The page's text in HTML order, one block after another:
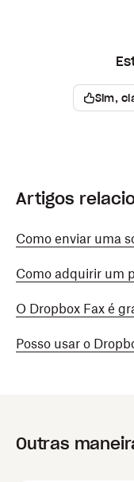
Sim,
Artigos
Como enviar uma
Como adquirir um
O Dropbox Fax é
Posso usar o
Outras